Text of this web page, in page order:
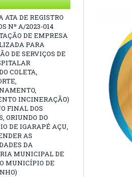
ATA DE REGISTRO
Nº A/2023-014
DE EMPRESA
PARA
DE SERVIÇOS DE
COLETA,
INCINERAÇÃO)
FINAL DOS
ORIUNDO DO
DE IGARAPÉ AÇU,
AS
DA
MUNICIPAL DE
MUNICÍPIO DE